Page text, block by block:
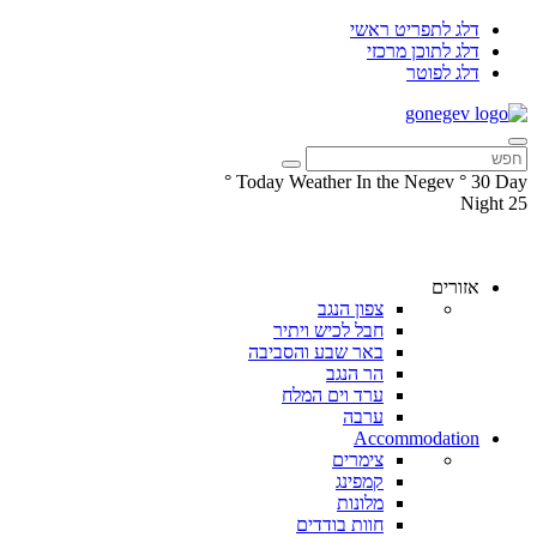
דלג לתפריט ראשי
דלג לתוכן מרכזי
דלג לפוטר
Today Weather In the Negev ° 30 Day
°
25
Night
Facebook
Instagramאזורים
צפון הנגב
חבל לכיש ויתיר
באר שבע והסביבה
הר הנגב
ערד וים המלח
ערבה
Accommodation
צימרים
קמפינג
מלונות
חוות בודדים